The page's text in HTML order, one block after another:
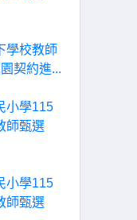
學校教師
契約進...
小學115
師甄選
小學115
師甄選